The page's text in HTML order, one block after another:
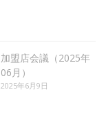
加盟店会議（2025年
06月）
2025年6月9日